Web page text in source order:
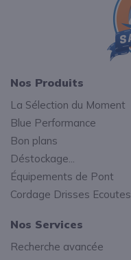
Nos Services
Recherche avancée
Nos Produits
La Sélection du Moment
Blue Performance
Bon plans
Déstockage...
Équipements de Pont
Cordage Drisses Ecoutes